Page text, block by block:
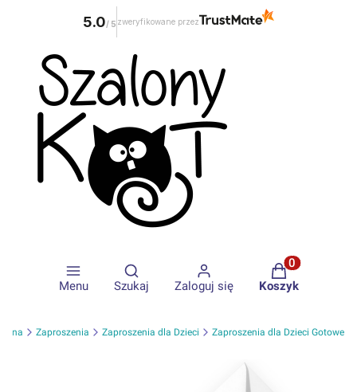
Menu
Otwórz wyszukiwarkę
Szukaj Zaloguj się
Produkty w
Koszyk
Zaproszenia Zaproszenia dla Dzieci Zaproszenia dla Dzieci Gotowe
5.0/ 5 zweryfikowane przez